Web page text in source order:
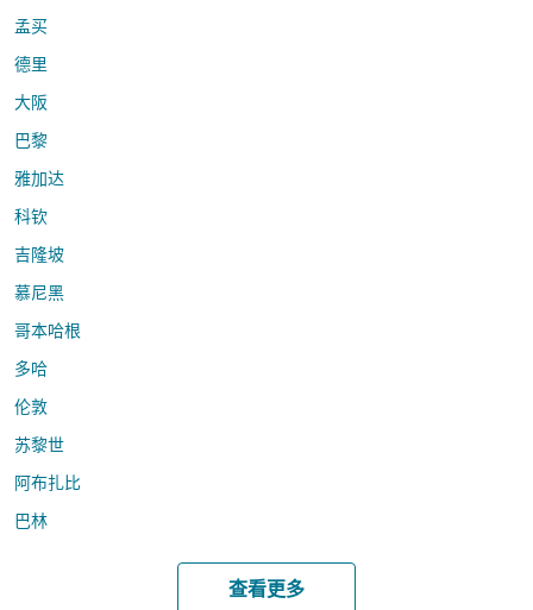
孟买
德里
大阪
巴黎
雅加达
科钦
吉隆坡
慕尼黑
哥本哈根
多哈
伦敦
苏黎世
阿布扎比
巴林
查看更多